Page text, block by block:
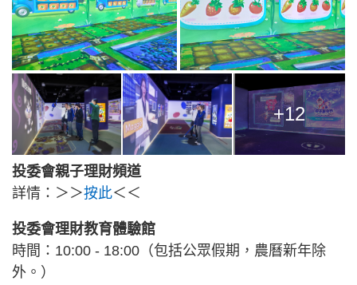
+12
投委會親子理財頻道
詳情：＞＞按此＜＜
投委會理財教育體驗館
時間：10:00 - 18:00（包括公眾假期，農曆新年除
外。）